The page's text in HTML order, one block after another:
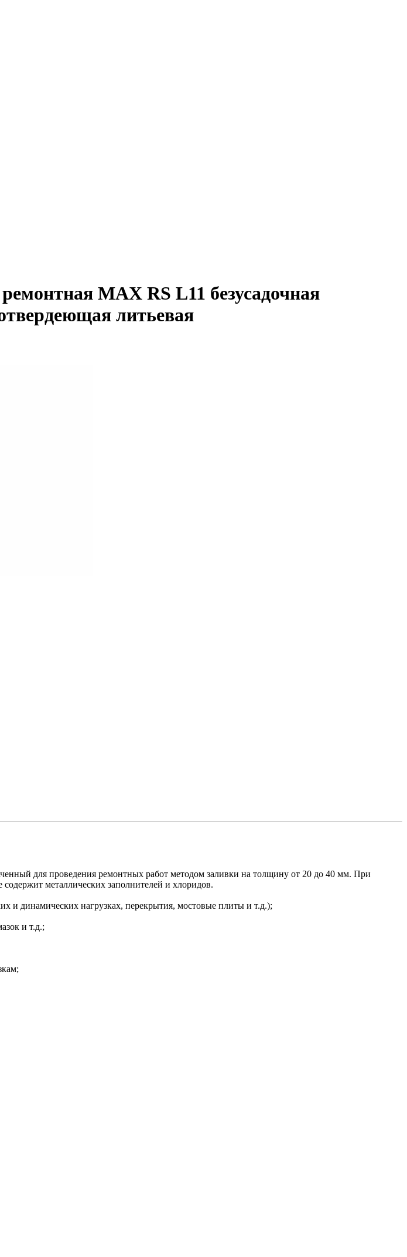
MAX RS L11 безусадочная
литьевая
для проведения ремонтных работ методом заливки на толщину от 20 до 40 мм. При
металлических заполнителей и хлоридов.
и динамических нагрузках, перекрытия, мостовые плиты и т.д.);
и т.д.;